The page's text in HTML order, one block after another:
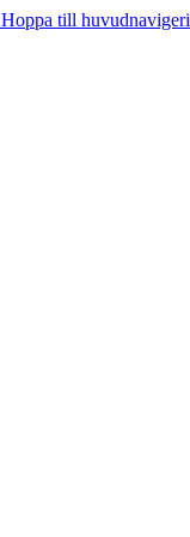
Hoppa till